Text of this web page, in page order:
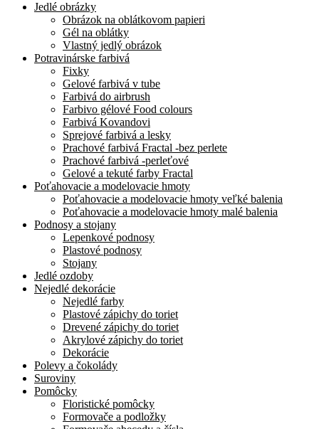
Jedlé obrázky
Obrázok na oblátkovom papieri
Gél na oblátky
Vlastný jedlý obrázok
Potravinárske farbivá
Fixky
Gelové farbivá v tube
Farbivá do airbrush
Farbivo gélové Food colours
Farbivá Kovandovi
Sprejové farbivá a lesky
Prachové farbivá Fractal -bez perlete
Prachové farbivá -perleťové
Gelové a tekuté farby Fractal
Poťahovacie a modelovacie hmoty
Poťahovacie a modelovacie hmoty veľké balenia
Poťahovacie a modelovacie hmoty malé balenia
Podnosy a stojany
Lepenkové podnosy
Plastové podnosy
Stojany
Jedlé ozdoby
Nejedlé dekorácie
Nejedlé farby
Plastové zápichy do toriet
Drevené zápichy do toriet
Akrylové zápichy do toriet
Dekorácie
Polevy a čokolády
Suroviny
Pomôcky
Floristické pomôcky
Formovače a podložky